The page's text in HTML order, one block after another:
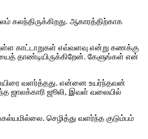
கலந்திருக்கிறது. ஆகாரத்திற்காக
காட்டாறுகள் எவ்வளவு என்று கணக்கு
தாண்டியிருக்கிறேன். கேளுங்கள் என்
உயிரை வளர்த்தது. என்னை உயர்ந்தவன்
ஜாலக்காரி ஜூலி, இவள் வலையில்
செழித்து வளர்ந்த குடும்பம்